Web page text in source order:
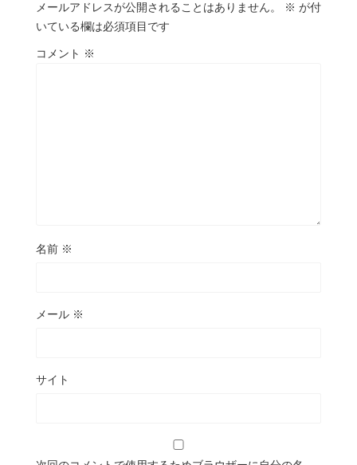
メールアドレスが公開されることはありません。 ※ が付
いている欄は必須項目です
コメント ※
名前 ※
メール ※
サイト